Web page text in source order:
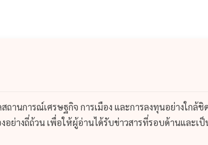
านการณ์เศรษฐกิจ การเมือง และการลงทุนอย่างใกล้ชิ
ย่างถี่ถ้วน เพื่อให้ผู้อ่านได้รับข่าวสารที่รอบด้านและเป็